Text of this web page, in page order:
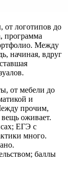
от логотипов до
программа
Между
начиная, вдруг
от мебели до
и
прочим,
оживает.
ЕГЭ с
много.
баллы